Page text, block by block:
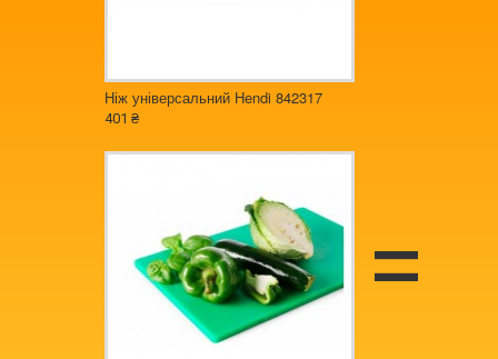
Ніж універсальний Hendi 842317
401 ₴